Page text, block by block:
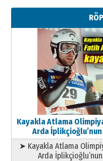
Geleceği
11 Mayıs 2026
Kayakla Atlama
Arda
➤ Kayakla Atlama
Arda